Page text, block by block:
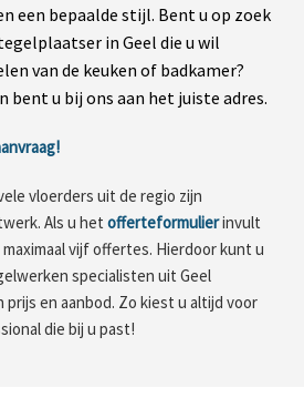
een bepaalde stijl. Bent u op zoek
in Geel die u wil
van de keuken of badkamer?
bent u bij ons aan het juiste adres.
vloerders uit de regio zijn
Als u het offerteformulierinvult
vijf offertes. Hierdoor kunt u
specialisten uit Geel
prijs en aanbod. Zo kiest u altijd voor
die bij u past!